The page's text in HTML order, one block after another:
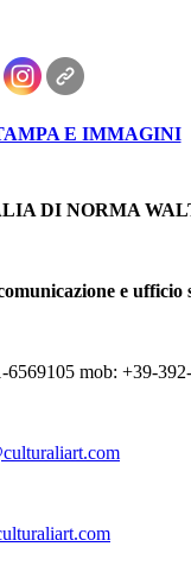
E IMMAGINI
DI NORMA
e ufficio
6569105 mob: +39-